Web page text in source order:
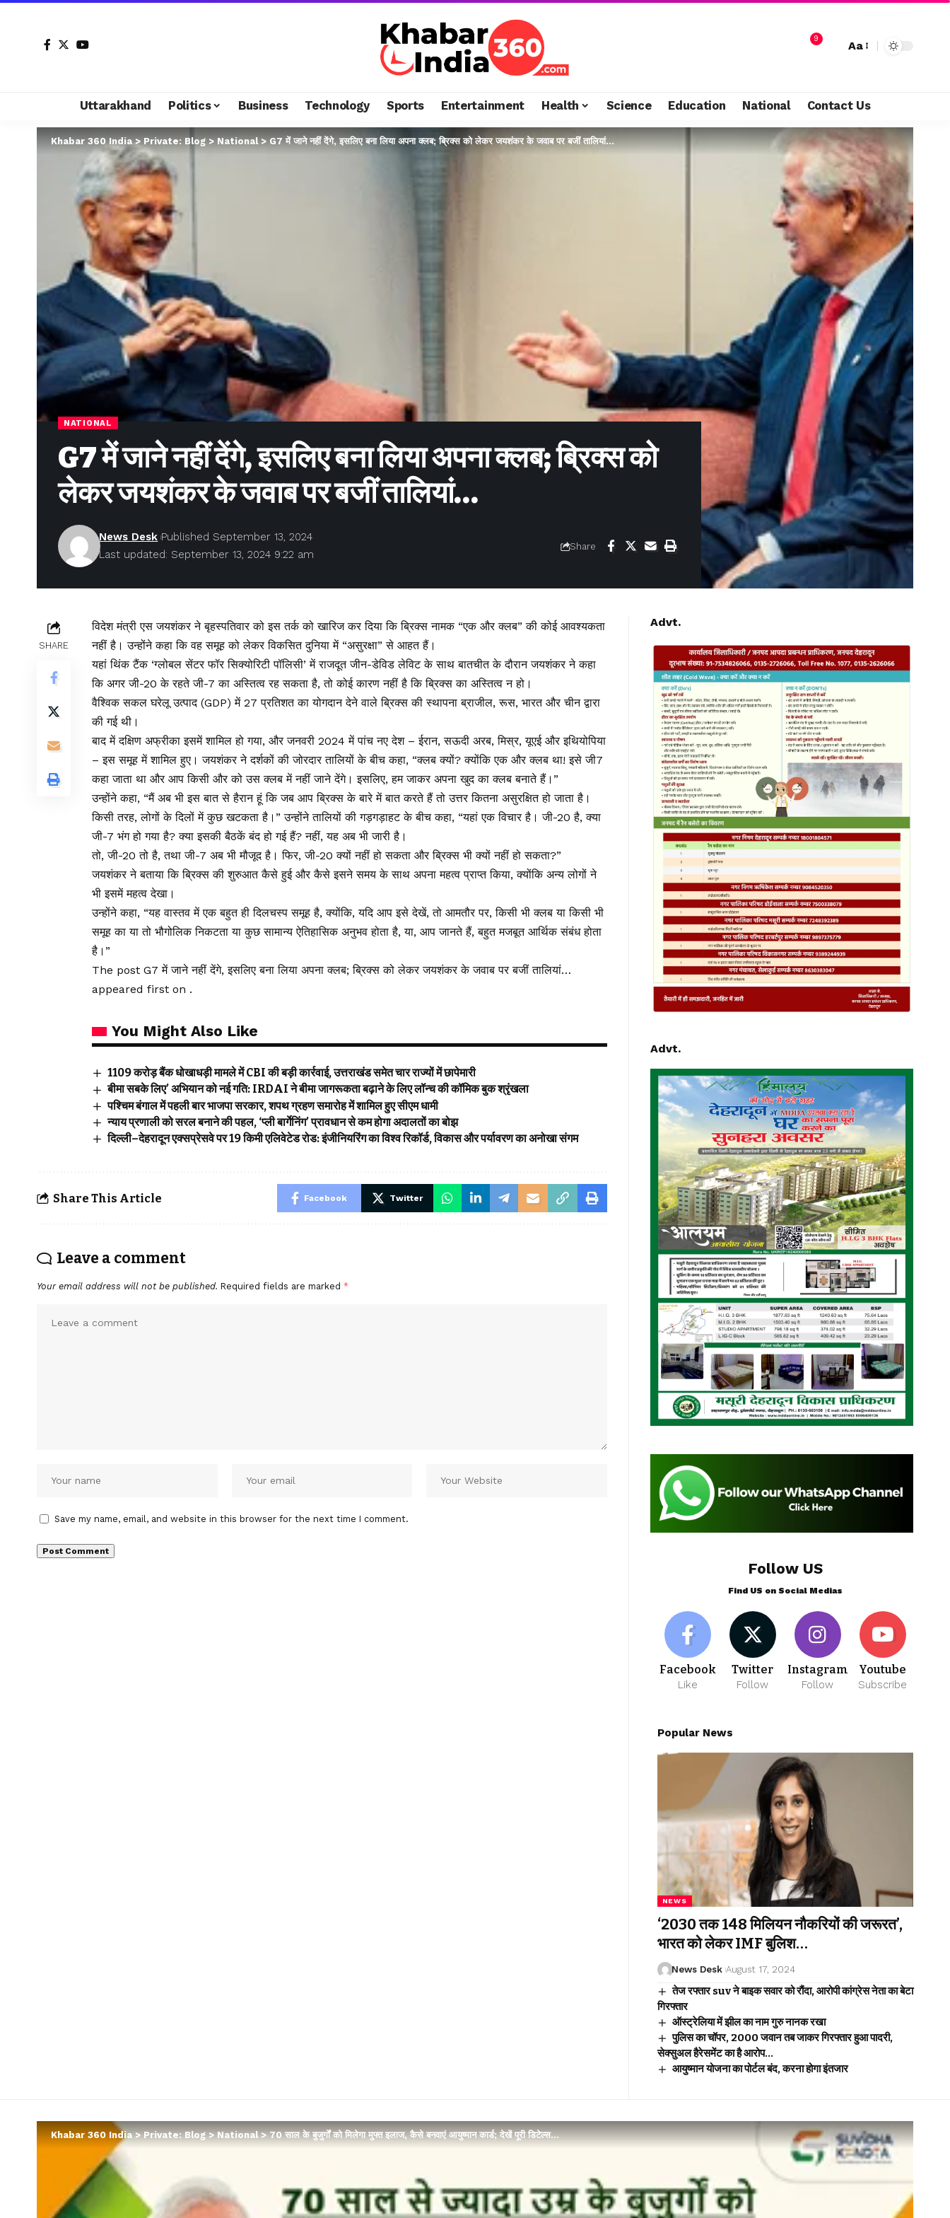
9
Aa
Uttarakhand Politics Business Technology Sports Entertainment Health Science Education National Contact Us
Khabar 360 India> Private: Blog > National> G7 में जाने नहीं देंगे, इसलिए बना लिया अपना क्लब; ब्रिक्स को लेकर जयशंकर के जवाब पर बजीं तालियां…
NATIONAL
G7 में जाने नहीं देंगे, इसलिए बना लिया अपना क्लब; ब्रिक्स को
लेकर जयशंकर के जवाब पर बजीं तालियां…
Last updated: September 13, 2024 9:22 am
News Desk Published September 13, 2024
Share
SHARE
विदेश मंत्री एस जयशंकर ने बृहस्पतिवार को इस तर्क को खारिज कर दिया कि ब्रिक्स नामक “एक और क्लब” की कोई आवश्यकता
नहीं है। उन्होंने कहा कि वह समूह को लेकर विकसित दुनिया में “असुरक्षा” से आहत हैं।
यहां थिंक टैंक ‘ग्लोबल सेंटर फॉर सिक्योरिटी पॉलिसी’ में राजदूत जीन-डेविड लेविट के साथ बातचीत के दौरान जयशंकर ने कहा
कि अगर जी-20 के रहते जी-7 का अस्तित्व रह सकता है, तो कोई कारण नहीं है कि ब्रिक्स का अस्तित्व न हो।
वैश्विक सकल घरेलू उत्पाद (GDP) में 27 प्रतिशत का योगदान देने वाले ब्रिक्स की स्थापना ब्राजील, रूस, भारत और चीन द्वारा
की गई थी।
बाद में दक्षिण अफ्रीका इसमें शामिल हो गया, और जनवरी 2024 में पांच नए देश – ईरान, सऊदी अरब, मिस्र, यूएई और इथियोपिया
– इस समूह में शामिल हुए। जयशंकर ने दर्शकों की जोरदार तालियों के बीच कहा, “क्लब क्यों? क्योंकि एक और क्लब था! इसे जी7
कहा जाता था और आप किसी और को उस क्लब में नहीं जाने देंगे। इसलिए, हम जाकर अपना खुद का क्लब बनाते हैं।”
उन्होंने कहा, “मैं अब भी इस बात से हैरान हूं कि जब आप ब्रिक्स के बारे में बात करते हैं तो उत्तर कितना असुरक्षित हो जाता है।
किसी तरह, लोगों के दिलों में कुछ खटकता है।” उन्होंने तालियों की गड़गड़ाहट के बीच कहा, “यहां एक विचार है। जी-20 है, क्या
जी-7 भंग हो गया है? क्या इसकी बैठकें बंद हो गई हैं? नहीं, यह अब भी जारी है।
तो, जी-20 तो है, तथा जी-7 अब भी मौजूद है। फिर, जी-20 क्यों नहीं हो सकता और ब्रिक्स भी क्यों नहीं हो सकता?”
जयशंकर ने बताया कि ब्रिक्स की शुरुआत कैसे हुई और कैसे इसने समय के साथ अपना महत्व प्राप्त किया, क्योंकि अन्य लोगों ने
भी इसमें महत्व देखा।
उन्होंने कहा, “यह वास्तव में एक बहुत ही दिलचस्प समूह है, क्योंकि, यदि आप इसे देखें, तो आमतौर पर, किसी भी क्लब या किसी भी
समूह का या तो भौगोलिक निकटता या कुछ सामान्य ऐतिहासिक अनुभव होता है, या, आप जानते हैं, बहुत मजबूत आर्थिक संबंध होता
है।”
The post G7 में जाने नहीं देंगे, इसलिए बना लिया अपना क्लब; ब्रिक्स को लेकर जयशंकर के जवाब पर बजीं तालियां…
appeared first on .
You Might Also Like
₹1109 करोड़ बैंक धोखाधड़ी मामले में CBI की बड़ी कार्रवाई, उत्तराखंड समेत चार राज्यों में छापेमारी
बीमा सबके लिए’ अभियान को नई गति: IRDAI ने बीमा जागरूकता बढ़ाने के लिए लॉन्च की कॉमिक बुक श्रृंखला
पश्चिम बंगाल में पहली बार भाजपा सरकार, शपथ ग्रहण समारोह में शामिल हुए सीएम धामी
न्याय प्रणाली को सरल बनाने की पहल, ‘प्ली बार्गेनिंग’ प्रावधान से कम होगा अदालतों का बोझ
दिल्ली–देहरादून एक्सप्रेसवे पर 19 किमी एलिवेटेड रोड: इंजीनियरिंग का विश्व रिकॉर्ड, विकास और पर्यावरण का अनोखा संगम
Share This Article Facebook Twitter
Leave a comment
Your email address will not be published. Required fields are marked *
Save my name, email, and website in this browser for the next time I comment.
Advt.
Advt.
Follow US
Find US on Social Medias
Facebook
Like
Twitter
Follow
Instagram
Follow
Youtube
Subscribe
Popular News
NEWS
‘2030 तक 148 मिलियन नौकरियों की जरूरत’,
भारत को लेकर IMF बुलिश…
News Desk August 17, 2024
तेज रफ्तार suv ने बाइक सवार को रौंदा, आरोपी कांग्रेस नेता का बेटा
गिरफ्तार
ऑस्ट्रेलिया में झील का नाम गुरु नानक रखा
पुलिस का चॉपर, 2000 जवान तब जाकर गिरफ्तार हुआ पादरी,
सेक्सुअल हैरेसमेंट का है आरोप…
आयुष्मान योजना का पोर्टल बंद, करना होगा इंतजार
Khabar 360 India>Private: Blog>National>70 साल के बुजुर्गों को मिलेगा मुफ्त इलाज, कैसे बनवाएं आयुष्मान कार्ड; देखें पूरी डिटेल्स…